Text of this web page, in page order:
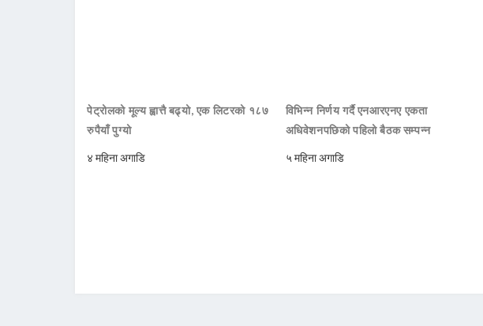
पेट्रोलको मूल्य ह्वात्तै बढ्यो, एक लिटरको १८७
रुपैयाँ पुग्यो
४ महिना अगाडि
विभिन्न निर्णय गर्दै एनआरएनए एकता
अधिवेशनपछिको पहिलो बैठक सम्पन्न
५ महिना अगाडि